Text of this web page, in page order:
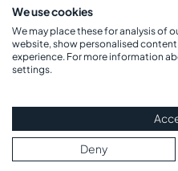
METABALL Kft.
We use cookies
We may place these for analysis of
website, show personalised
experience. For more information
settings.
Deny